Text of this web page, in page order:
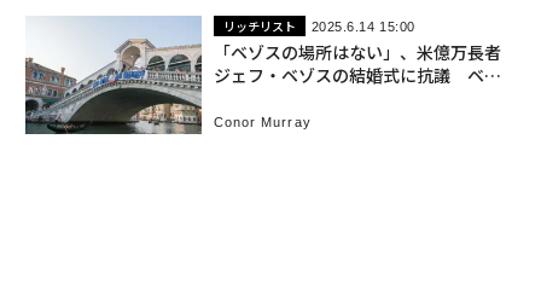
リッチリスト 2025.6.14 15:00
「ベゾスの場所はない」、米億万長者
ジェフ・ベゾスの結婚式に抗議 ベネ
Conor Murray